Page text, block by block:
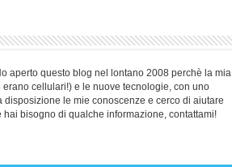
aperto questo blog nel lontano 2008 perchè la mia
cellulari!) e le nuove tecnologie, con uno
le mie conoscenze e cerco di aiutare
bisogno di qualche informazione, contattami!